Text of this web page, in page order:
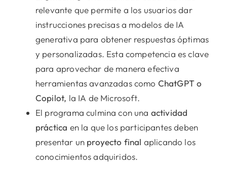
relevante que permite a los usuarios dar
instrucciones precisas a modelos de IA
generativa para obtener respuestas óptimas
y personalizadas. Esta competencia es clave
para aprovechar de manera efectiva
herramientas avanzadas como ChatGPT o
Copilot, la IA de Microsoft.
El programa culmina con una actividad
práctica en la que los participantes deben
presentar un proyecto final aplicando los
conocimientos adquiridos.